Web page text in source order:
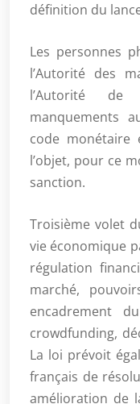
définition du
Les personnes
l’Autorité des
l’Autorité de
manquements
code
l’objet, pour ce
sanction.
Troisième volet
vie économique
régulation
marché,
encadrement
crowdfunding,
La loi prévoit
français de
amélioration de